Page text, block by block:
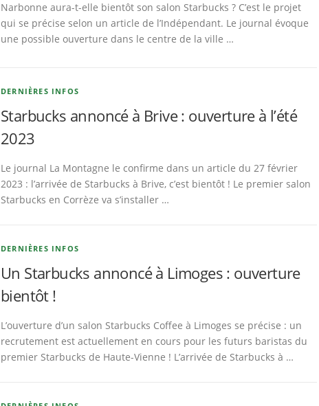
Narbonne aura-t-elle bientôt son salon Starbucks ? C’est le projet
qui se précise selon un article de l’Indépendant. Le journal évoque
une possible ouverture dans le centre de la ville …
DERNIÈRES INFOS
Starbucks annoncé à Brive : ouverture à l’été
2023
Le journal La Montagne le confirme dans un article du 27 février
2023 : l’arrivée de Starbucks à Brive, c’est bientôt ! Le premier salon
Starbucks en Corrèze va s’installer …
DERNIÈRES INFOS
Un Starbucks annoncé à Limoges : ouverture
bientôt !
L’ouverture d’un salon Starbucks Coffee à Limoges se précise : un
recrutement est actuellement en cours pour les futurs baristas du
premier Starbucks de Haute-Vienne ! L’arrivée de Starbucks à …